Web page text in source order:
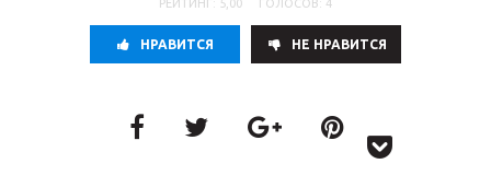
РЕЙТИНГ: 5,00 ГОЛОСОВ: 4
НРАВИТСЯ НE НРАВИТСЯ